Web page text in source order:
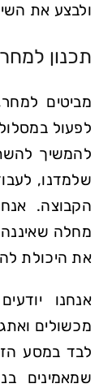
ולבצע את
תכנון למחר
מביטים
לפעול
להמשיך
שלמדנו,
הקבוצה.
מחלה
את היכולת
אנחנו
מכשולים
לבד במסע
שמאמינים